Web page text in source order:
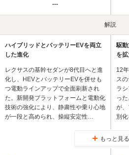
---
解説
ハイブリッドとバッテリーEVを両立
した進化
レクサスの基幹セダンが8代目へと進
化し、HEVとバッテリーEVを併せも
つ電動ラインアップで全面刷新され
た。新開発プラットフォームと電動化
技術の強化により、静粛性や乗り心地
が一段と高められ、操縦安定性…
駆
を
12
ス
ラ
っ
が
別
もっと見る